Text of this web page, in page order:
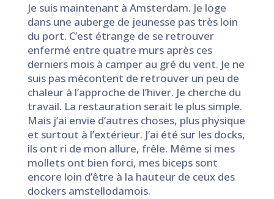
Je suis maintenant à Amsterdam. Je loge
dans une auberge de jeunesse pas très loin
du port. C’est étrange de se retrouver
enfermé entre quatre murs après ces
derniers mois à camper au gré du vent. Je ne
suis pas mécontent de retrouver un peu de
chaleur à l’approche de l’hiver. Je cherche du
travail. La restauration serait le plus simple.
Mais j’ai envie d’autres choses, plus physique
et surtout à l’extérieur. J’ai été sur les docks,
ils ont ri de mon allure, frêle. Même si mes
mollets ont bien forci, mes biceps sont
encore loin d’être à la hauteur de ceux des
dockers amstellodamois.